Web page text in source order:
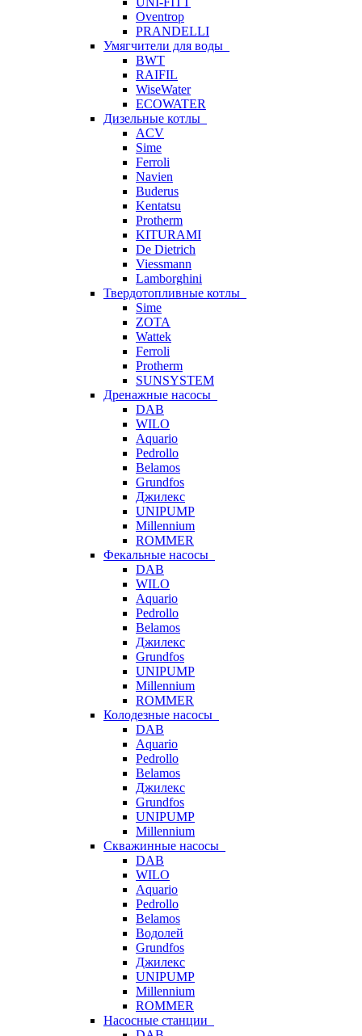
Oventrop
PRANDELLI
Умягчители для воды
BWT
RAIFIL
WiseWater
ECOWATER
Дизельные котлы
ACV
Sime
Ferroli
Navien
Buderus
Kentatsu
Protherm
KITURAMI
De Dietrich
Viessmann
Lamborghini
Твердотопливные котлы
Sime
ZOTA
Wattek
Ferroli
Protherm
SUNSYSTEM
Дренажные насосы
DAB
WILO
Aquario
Pedrollo
Belamos
Grundfos
Джилекс
UNIPUMP
Millennium
ROMMER
Фекальные насосы
DAB
WILO
Aquario
Pedrollo
Belamos
Джилекс
Grundfos
UNIPUMP
Millennium
ROMMER
Колодезные насосы
DAB
Aquario
Pedrollo
Belamos
Джилекс
Grundfos
UNIPUMP
Millennium
Скважинные насосы
DAB
WILO
Aquario
Pedrollo
Belamos
Водолей
Grundfos
Джилекс
UNIPUMP
Millennium
ROMMER
Насосные станции